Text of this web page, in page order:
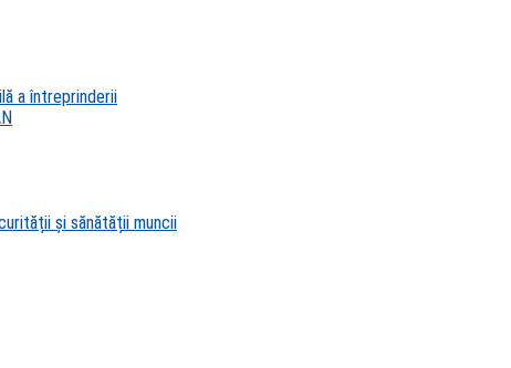
a întreprinderii
și sănătății muncii